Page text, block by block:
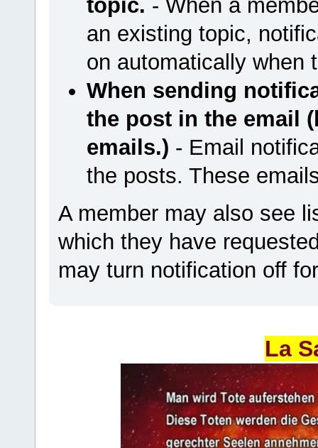
topic. - When a
an existing topic,
on automatically when
When sending
the post in the email
emails.) - Email
the posts. These
A member may also see
which they have
may turn notification off
La